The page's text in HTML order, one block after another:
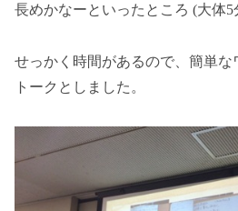
長めかなーといったところ (大体5
せっかく時間があるので、簡単
トークとしました。